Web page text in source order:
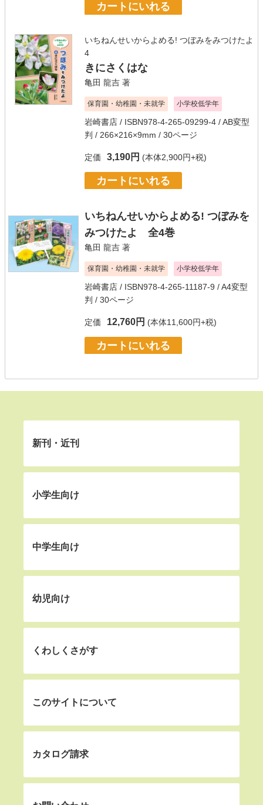
カートにいれる
いちねんせいからよめる! つぼみをみつけたよ
4
きにさくはな
亀田 龍吉 著
保育園・幼稚園・未就学 小学校低学年
岩崎書店 / ISBN978-4-265-09299-4 / AB変型
判 / 266×216×9mm / 30ページ
定価 3,190円 (本体2,900円+税)
カートにいれる
いちねんせいからよめる! つぼみを
みつけたよ 全4巻
亀田 龍吉 著
保育園・幼稚園・未就学 小学校低学年
岩崎書店 / ISBN978-4-265-11187-9 / A4変型
判 / 30ページ
定価 12,760円 (本体11,600円+税)
カートにいれる
新刊・近刊
小学生向け
中学生向け
幼児向け
くわしくさがす
このサイトについて
カタログ請求